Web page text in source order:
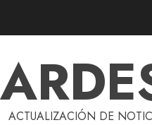
ACTUALIZACIÓN DE